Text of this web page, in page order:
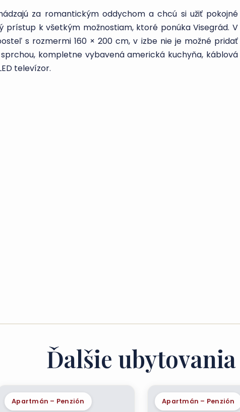
za romantickým oddychom a chcú si užiť pokojné
k všetkým možnostiam, ktoré ponúka Visegrád. V
s rozmermi 160 × 200 cm, v izbe nie je možné pridať
kompletne vybavená americká kuchyňa, káblová
televízor.
Ďalšie ubytovania
Apartmán – Penzión Apartmán – Penzión